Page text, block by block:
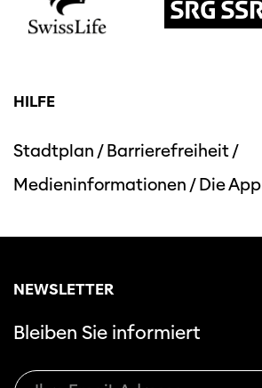
HILFE
Stadtplan /Barrierefreiheit/
Medieninformationen /Die App
NEWSLETTER
Bleiben Sie informiert